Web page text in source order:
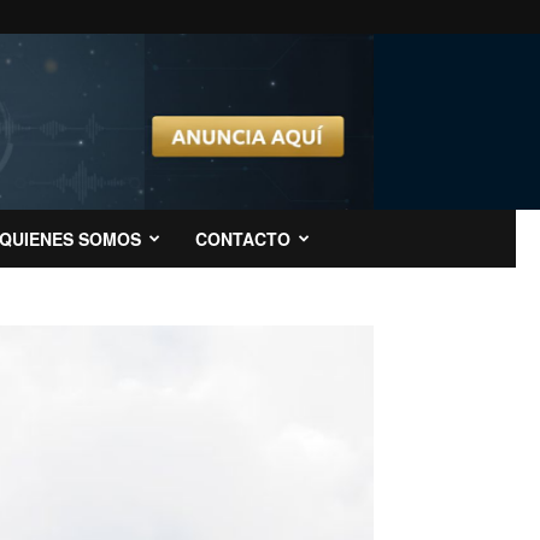
QUIENES SOMOS CONTACTO